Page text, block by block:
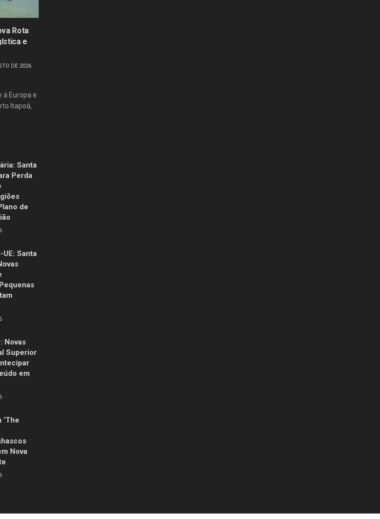
Rota
e
DE 2026
à Europa e
Itapoá,
Santa
Perda
de
Santa
Novas
Superior
em
Nova